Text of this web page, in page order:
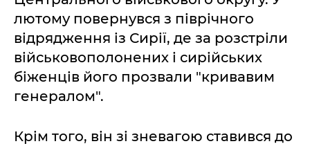
лютому повернувся з піврічного
відрядження із Сирії, де за розстріли
військовополонених і сирійських
біженців його прозвали "кривавим
генералом".
Крім того, він зі зневагою ставився до